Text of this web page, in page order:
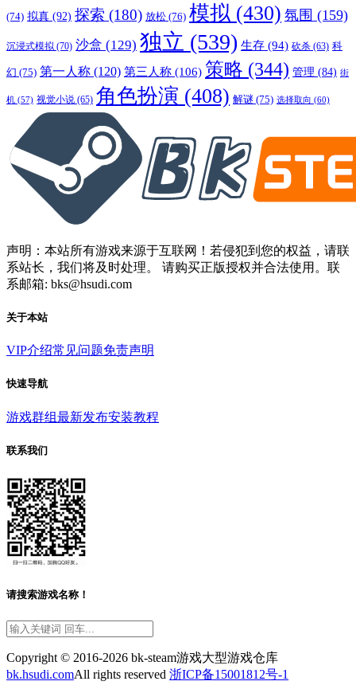
(74) 拟真 (92) 探索 (180) 放松 (76) 模拟 (430) 氛围 (159)
沉浸式模拟 (70) 沙盒 (129) 独立 (539) 生存 (94) 砍杀 (63) 科
幻 (75) 第一人称 (120) 第三人称 (106) 策略 (344) 管理 (84) 街
机 (57) 视觉小说 (65) 角色扮演 (408) 解谜 (75) 选择取向 (60)
声明：本站所有游戏来源于互联网！若侵犯到您的权益，请联
系站长，我们将及时处理。 请购买正版授权并合法使用。联
系邮箱: bks@hsudi.com
关于本站
VIP介绍常见问题免责声明
快速导航
游戏群组最新发布安装教程
联系我们
请搜索游戏名称！
Copyright © 2016-2026 bk-steam游戏大型游戏仓库
bk.hsudi.comAll rights reserved 浙ICP备15001812号-1